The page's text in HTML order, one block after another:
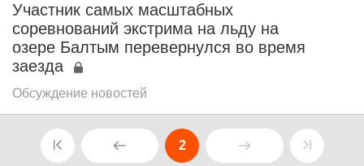
Участник самых масштабных
соревнований экстрима на льду на
озере Балтым перевернулся во время
заезда
Обсуждение новостей
2